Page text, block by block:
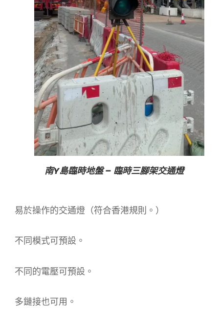
南Y島臨時地盤 – 臨時三腳架交通燈
易於操作的交通燈（符合香港規則。）
不同模式可預設。
不同的電壓可預設。
多鏈接也可用。